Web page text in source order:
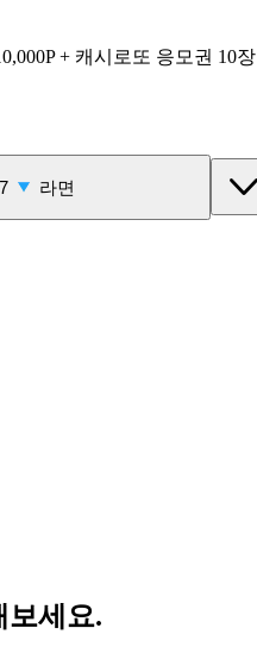
+ 캐시로또 응모권 10장
7 라면
보세요.